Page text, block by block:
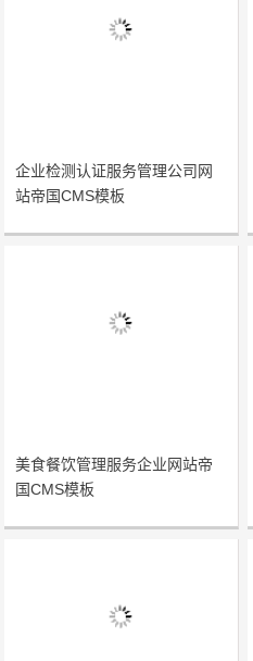
企业检测认证服务管理公司网
站帝国CMS模板
美食餐饮管理服务企业网站帝
国CMS模板